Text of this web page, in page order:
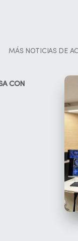
MÁS NOTICIAS DE
CON